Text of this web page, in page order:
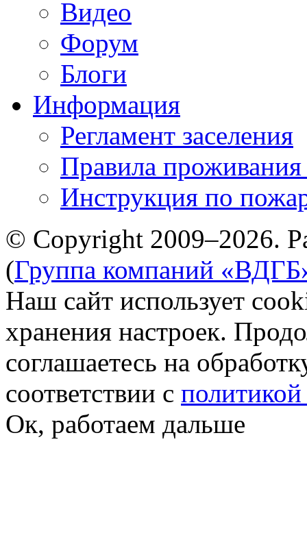
Видео
Форум
Блоги
Информация
Регламент заселения
Правила
Инструкция по
© Copyright 2009–2026.
(Группа компаний
Наш сайт использует
хранения настроек.
соглашаетесь на
соответствии с
Ок, работаем дальше